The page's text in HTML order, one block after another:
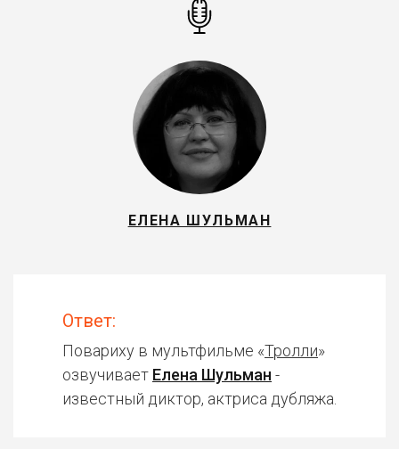
ЕЛЕНА ШУЛЬМАН
Ответ:
Повариху в мультфильме «Тролли»
озвучивает Елена Шульман -
известный диктор, актриса дубляжа.